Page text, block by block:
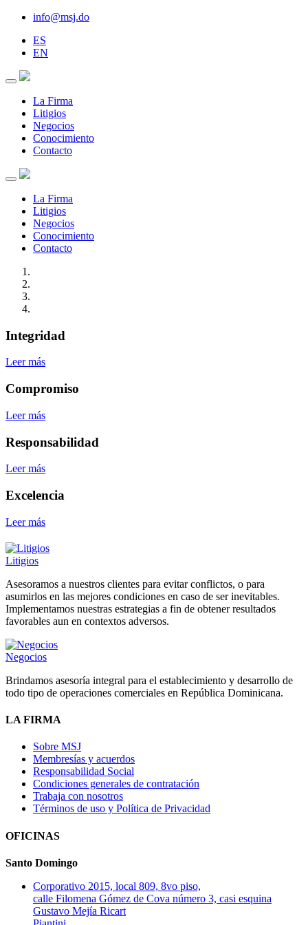
info@msj.do
ES
EN
La Firma
Litigios
Negocios
Conocimiento
Contacto
La Firma
Litigios
Negocios
Conocimiento
Contacto
Integridad
Leer más
Compromiso
Leer más
Responsabilidad
Leer más
Excelencia
Leer más
Litigios
Asesoramos a nuestros clientes para evitar conflictos, o para
asumirlos en las mejores condiciones en caso de ser inevitables.
Implementamos nuestras estrategias a fin de obtener resultados
favorables aun en contextos adversos.
Negocios
Brindamos asesoría integral para el establecimiento y desarrollo de
todo tipo de operaciones comerciales en República Dominicana.
LA FIRMA
Sobre MSJ
Membresías y acuerdos
Responsabilidad Social
Condiciones generales de contratación
Trabaja con nosotros
Términos de uso y Política de Privacidad
OFICINAS
Santo Domingo
Corporativo 2015, local 809, 8vo piso,
calle Filomena Gómez de Cova número 3, casi esquina
Gustavo Mejía Ricart